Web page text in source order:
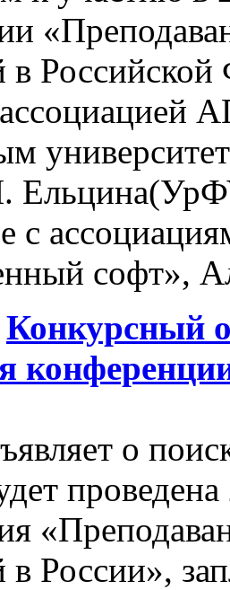
в
с
софт»,
Конкурсный
о
в России»,